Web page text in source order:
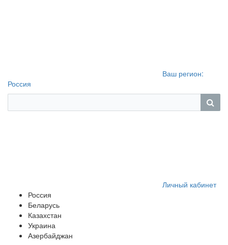
Ваш регион:
Россия
Личный кабинет
Россия
Беларусь
Казахстан
Украина
Азербайджан